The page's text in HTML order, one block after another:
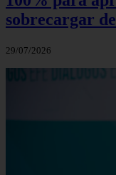
sobrecargar
29/07/2026